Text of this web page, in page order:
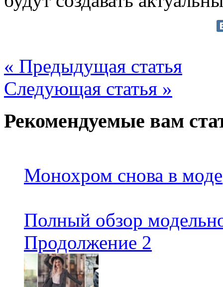
« Предыдущая статья
Следующая статья »
Рекомендуемые вам
Монохром снова в моде
Полный обзор
Продолжение 2